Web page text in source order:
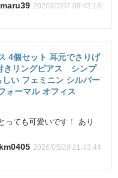
2026/07/07 08:43:18
4個セット 耳元でさりげ
きリングピアス シンプ
い フェミニン シルバー
ォーマル オフィス
っても可愛いです！ あり
2026/05/28 21:43:44